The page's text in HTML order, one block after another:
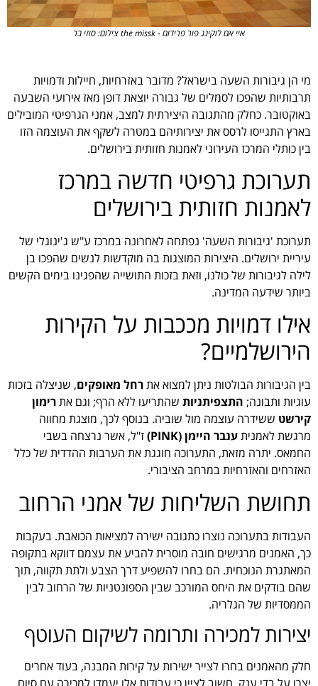
איי אם לוקינג פור פרידום - the missk צילום: סוזי בר
מי הן גיבורות השעה בישראל? מדובר באזרחיות, חיילות ודמויות
תרבותיות שהפכו לסמלים של גבורה יוצאת דופן מאז אירועי השבעה
באוקטובר. כחלק מהתגובה היצירתית למצב, אמני הגרפיטי המובילים
בארץ התגייסו לרסס את יצירותיהם במטרה לשקף את העוצמה הזו
בין כותלי המרכז העירוני לאמנות חזותית בירושלים.
תערוכת גרפיטי חדשה במרכז
לאמנות חזותית בירושלים
תערוכת 'גיבורות השעה' נפתחה לאחרונה במרכז ע"ש ג'ינוגלי של
עיריית ירושלים. היצירות המוצגות בה מוקדשות לנשים שהפכו בן
לילה לגיבורות של כולנו, וזאת בזכות התושייה שהפגינו בימים הקשים
ביותר שידעה המדינה.
אילו דמויות מככבות על הקירות
הירושלמיים?
בין הגיבורות הבולטות ניתן למצוא אתרחל מאופקים, שניצלה בזכות
עוגיות ותבונה; התצפיתניות שהתריעו ללא הרף; וגם אתרימון
קירשט ששידרה עוצמה מול שוביה. בנוסף לכך, מוצגת מחווה
מרגשת לאמניתענבר היימן (PINK)
ז"ל, אשר נרצחה בשבי
החמאס. יתרה מזאת, התערוכה חוגגת את הערבות ההדדית של כלל
האזרחים והאזרחיות במרחב הציבורי.
תחושת השליחות של אמני הרחוב
העבודות בתערוכה נוצרו כתגובה ישירה למציאות הכואבת. בעקבות
כך, האמנים מרגישים חובה מוסרית להביע את עצמם דווקא בתקופה
המאתגרת הנוכחית. הם בחרו להשפיע דרך הצבע ולתת תקווה, תוך
שהם בודקים את היחס המורכב שבין הספונטניות של הרחוב לבין
הממסדיות של הגלריה.
יצירות למכירה ותרומה לשיקום העוטף
חלק מהאמנים בחרו לצייר ישירות על קירות המבנה, בעוד אחרים